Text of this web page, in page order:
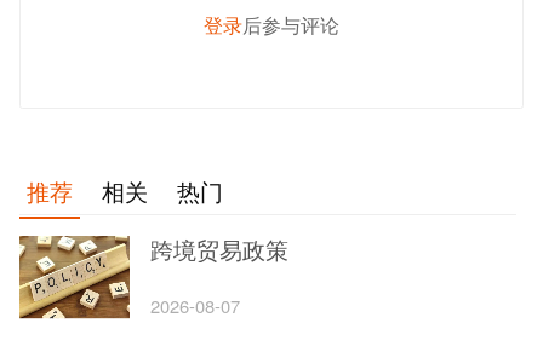
登录后参与评论
推荐 相关
热门
跨境贸易政策
2026-08-07